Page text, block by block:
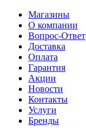
Магазины
О компании
Вопрос-Ответ
Доставка
Оплата
Гарантия
Акции
Новости
Контакты
Услуги
Бренды